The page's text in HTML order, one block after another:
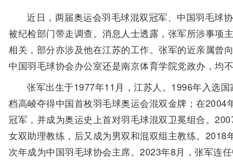
近日，两届奥运会羽毛球混双冠军、中国羽毛球
被纪检部门带走调查。消息人士透露，张军所涉事项
相关，部分亦涉及他在江苏的工作。张军的近亲属曾
中国羽毛球协会办公室还是南京体育学院党政办，均不
张军出生于1977年11月，江苏人。1996年入选
档高崚夺得中国首枚羽毛球奥运会混双金牌；在2004
冠军，并成为奥运史上首对羽毛球混双卫冕组合。
女双助理教练，后又成为男双和混双组主教练。2018
次年成为中国羽毛球协会主席。2023年8月，张军连任